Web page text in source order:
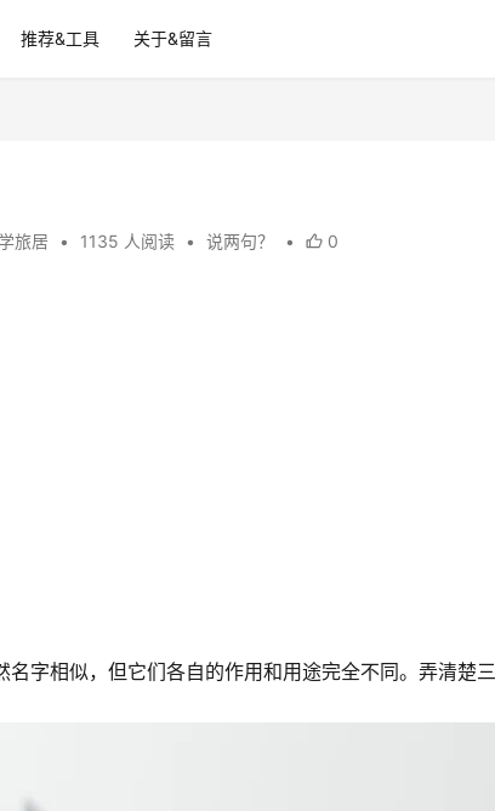
推荐&工具 关于&留言
旅居 • 1135 人阅读 • 说两句？ • 0
名字相似，但它们各自的作用和用途完全不同。弄清楚